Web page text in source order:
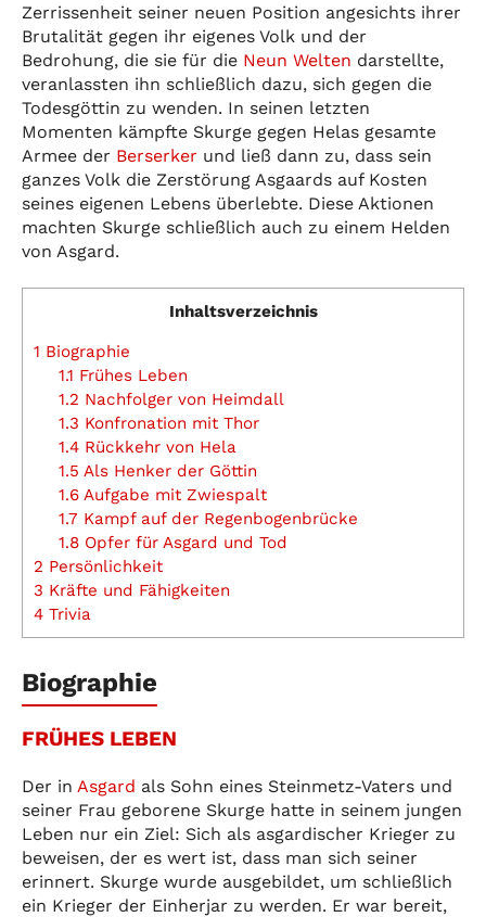
Zerrissenheit seiner neuen Position angesichts ihrer
Brutalität gegen ihr eigenes Volk und der
Bedrohung, die sie für die Neun Welten darstellte,
veranlassten ihn schließlich dazu, sich gegen die
Todesgöttin zu wenden. In seinen letzten
Momenten kämpfte Skurge gegen Helas gesamte
Armee der Berserker und ließ dann zu, dass sein
ganzes Volk die Zerstörung Asgaards auf Kosten
seines eigenen Lebens überlebte. Diese Aktionen
machten Skurge schließlich auch zu einem Helden
von Asgard.
Inhaltsverzeichnis
1 Biographie
1.1 Frühes Leben
1.2 Nachfolger von Heimdall
1.3 Konfronation mit Thor
1.4Rückkehr von Hela
1.5 Als Henker der Göttin
1.6Aufgabe mit Zwiespalt
1.7 Kampf auf der Regenbogenbrücke
1.8Opfer für Asgard und Tod
2 Persönlichkeit
3 Kräfte und Fähigkeiten
4 Trivia
Biographie
FRÜHES LEBEN
Der in Asgard als Sohn eines Steinmetz-Vaters und
seiner Frau geborene Skurge hatte in seinem jungen
Leben nur ein Ziel: Sich als asgardischer Krieger zu
beweisen, der es wert ist, dass man sich seiner
erinnert. Skurge wurde ausgebildet, um schließlich
ein Krieger der Einherjar zu werden. Er war bereit,